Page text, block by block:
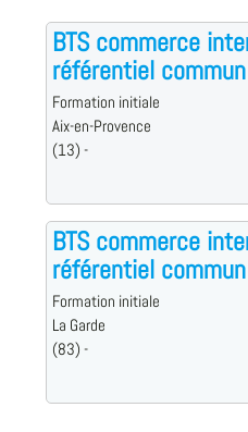
BTS commerce
référentiel
Formation initiale
Aix-en-Provence
(13) -
BTS commerce
référentiel
Formation initiale
La Garde
(83) -